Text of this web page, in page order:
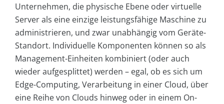
Unternehmen, die physische Ebene oder virtuelle
Server als eine einzige leistungsfähige Maschine zu
administrieren, und zwar unabhängig vom Geräte-
Standort. Individuelle Komponenten können so als
Management-Einheiten kombiniert (oder auch
wieder aufgesplittet) werden – egal, ob es sich um
Edge-Computing, Verarbeitung in einer Cloud, über
eine Reihe von Clouds hinweg oder in einem On-